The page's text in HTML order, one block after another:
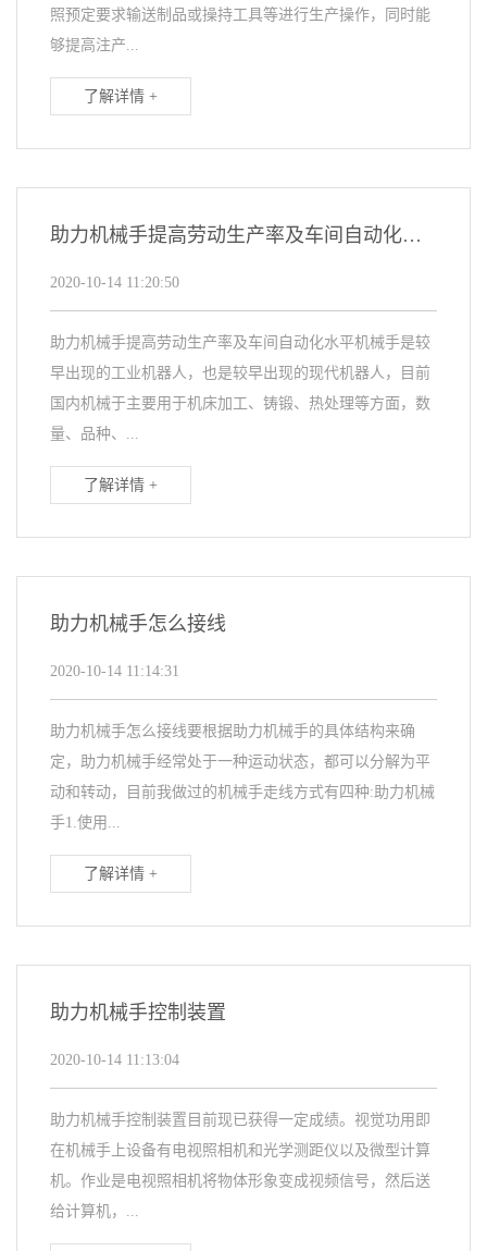
照预定要求输送制品或操持工具等进行生产操作，同时能
够提高注产...
了解详情 +
助力机械手提高劳动生产率及车间自动化水平
2020-10-14 11:20:50
助力机械手提高劳动生产率及车间自动化水平机械手是较
早出现的工业机器人，也是较早出现的现代机器人，目前
国内机械于主要用于机床加工、铸锻、热处理等方面，数
量、品种、...
了解详情 +
助力机械手怎么接线
2020-10-14 11:14:31
助力机械手怎么接线要根据助力机械手的具体结构来确
定，助力机械手经常处于一种运动状态，都可以分解为平
动和转动，目前我做过的机械手走线方式有四种:助力机械
手1.使用...
了解详情 +
助力机械手控制装置
2020-10-14 11:13:04
助力机械手控制装置目前现已获得一定成绩。视觉功用即
在机械手上设备有电视照相机和光学测距仪以及微型计算
机。作业是电视照相机将物体形象变成视频信号，然后送
给计算机，...